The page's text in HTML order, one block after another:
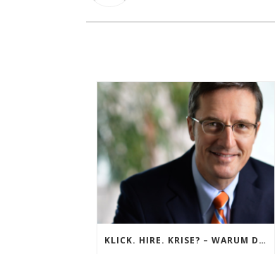
KLICK. HIRE. KRISE? – WARUM DIE REIN VIRTUELLE FÜHRUNGSKRÄFTE-AUSWAHL SCHWEIZER UNTERNEHMEN TEUER ZU STEHEN KOMMEN KANN